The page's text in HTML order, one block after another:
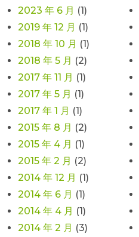
2023 年 6 月 (1)
2019 年 12 月 (1)
2018 年 10 月 (1)
2018 年 5 月 (2)
2017 年 11 月 (1)
2017 年 5 月 (1)
2017 年 1 月 (1)
2015 年 8 月 (2)
2015 年 4 月 (1)
2015 年 2 月 (2)
2014 年 12 月 (1)
2014 年 6 月 (1)
2014 年 4 月 (1)
2014 年 2 月 (3)